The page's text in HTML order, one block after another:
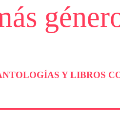
Y LIBROS